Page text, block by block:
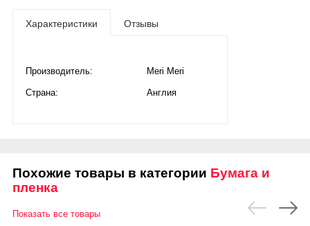
Характеристики Отзывы
Производитель: Meri Meri
Страна: Англия
Похожие товары в категории Бумага и
пленка
Показать все товары